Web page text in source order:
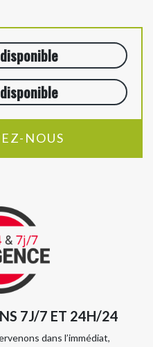
NOUS
7J/7 ET 24H/24
dans l’immédiat,